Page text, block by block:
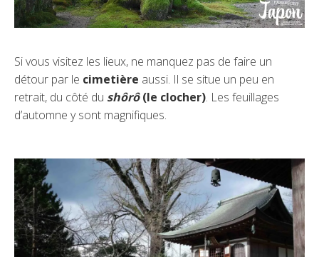
Si vous visitez les lieux, ne manquez pas de faire un
détour par le cimetière aussi. Il se situe un peu en
retrait, du côté du shôrô(le clocher). Les feuillages
d’automne y sont magnifiques.